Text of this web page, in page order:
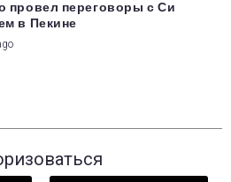
провел переговоры с Си
в Пекине